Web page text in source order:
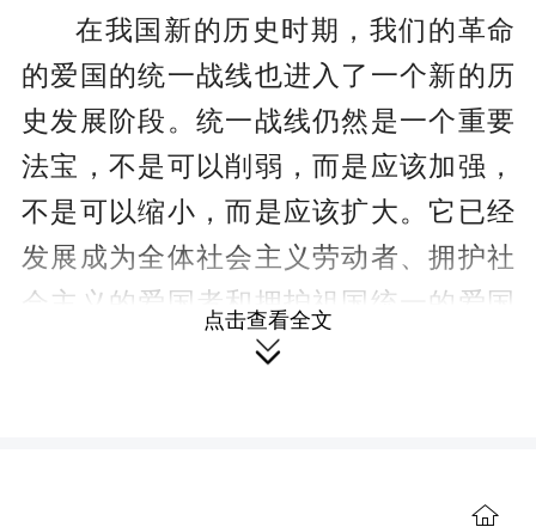
在我国新的历史时期，我们的革命
的爱国的统一战线也进入了一个新的历
史发展阶段。统一战线仍然是一个重要
法宝，不是可以削弱，而是应该加强，
不是可以缩小，而是应该扩大。它已经
发展成为全体社会主义劳动者、拥护社
会主义的爱国者和拥护祖国统一的爱国
者的最广泛的联盟。新时期统一战线的
点击查看全文
